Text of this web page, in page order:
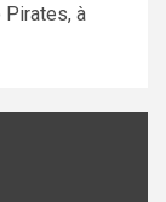
Pirates, à